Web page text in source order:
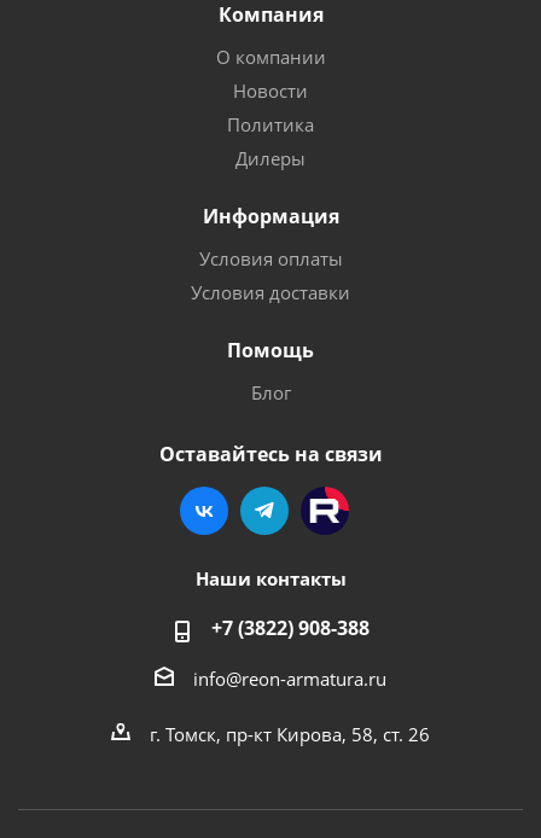
Компания
О компании
Новости
Политика
Дилеры
Информация
Условия оплаты
Условия доставки
Помощь
Блог
Оставайтесь на связи
Наши контакты
+7 (3822) 908-388
info@reon-armatura.ru
г. Томск, пр-кт Кирова, 58, ст. 26